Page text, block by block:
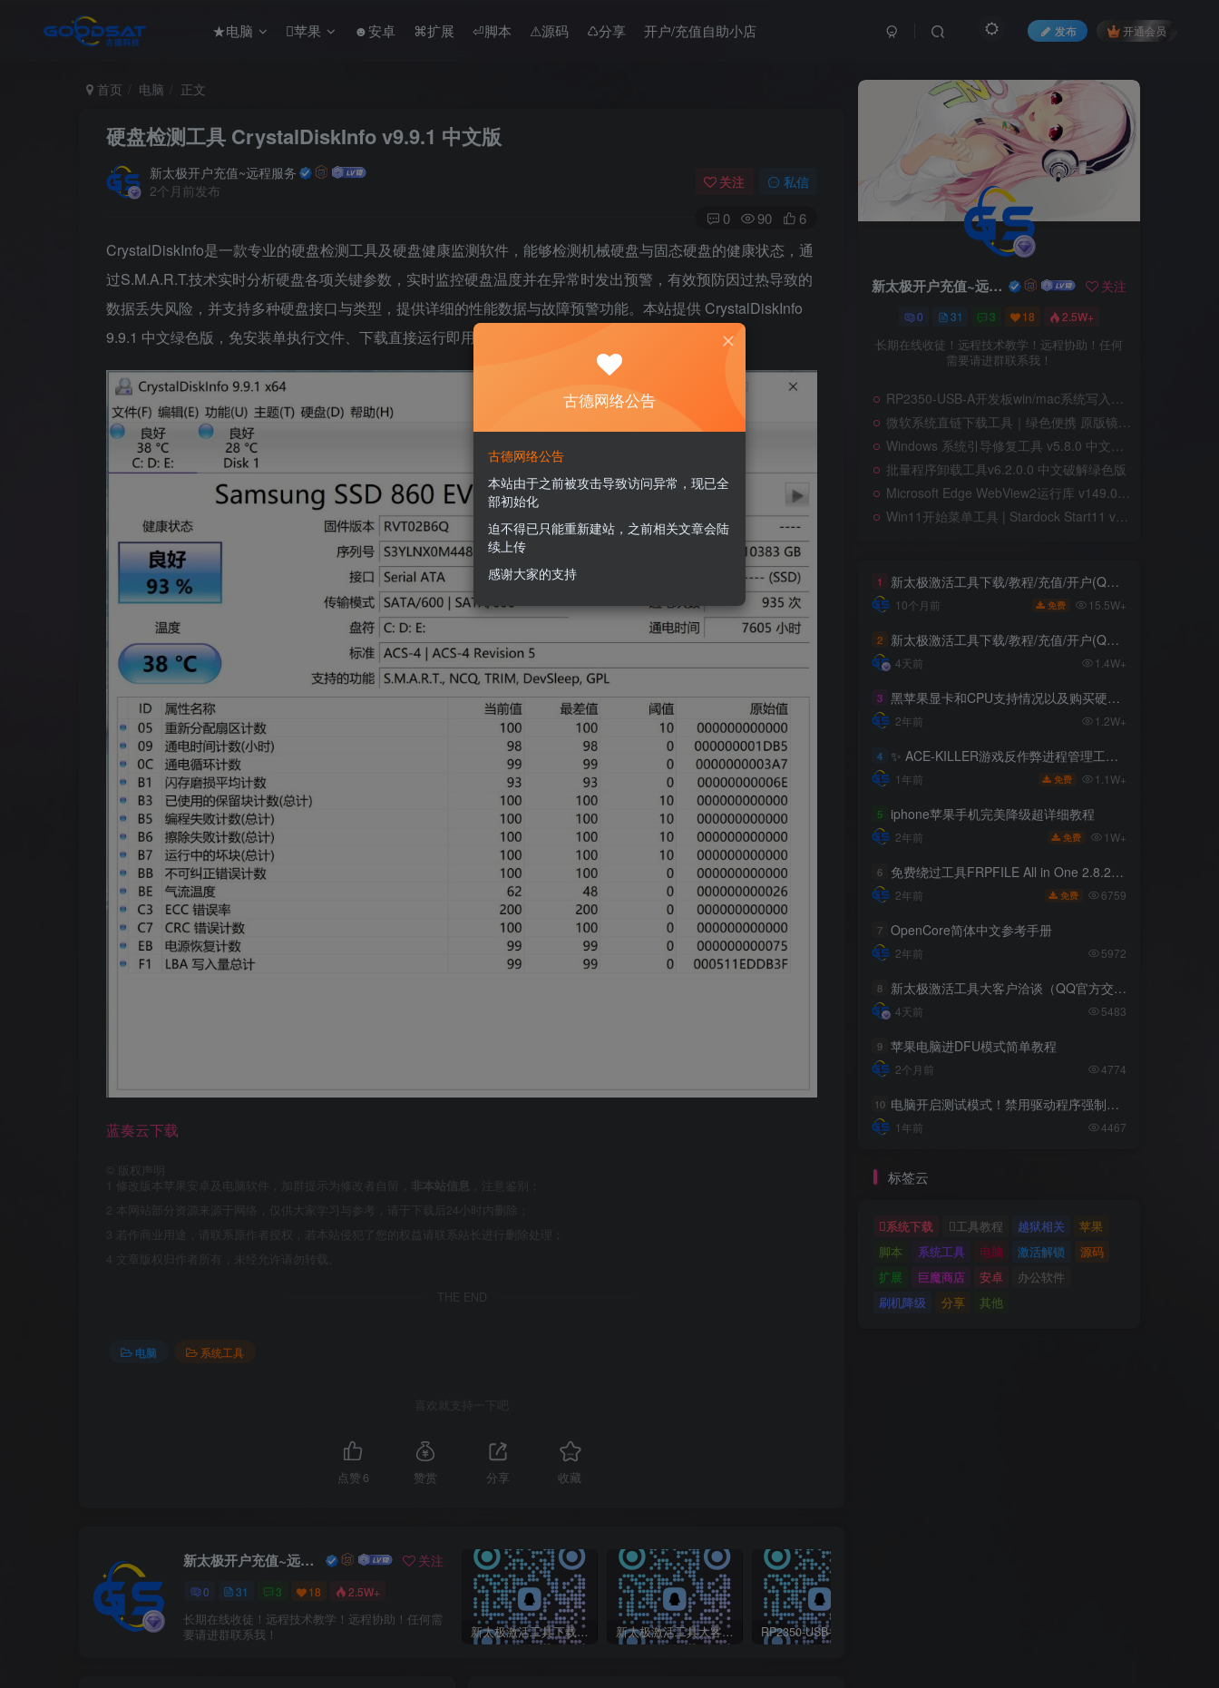
★电脑 苹果 ☻安卓 ⌘扩展 ⏎脚本 ⚠︎源码 ♺分享 开户/充值自助小店 发布 开通会员
首页 电脑 正文
硬盘检测工具 CrystalDiskInfo v9.9.1 中文版
新太极开户充值~远程服务
2个月前发布
关注 私信
0 90 6
CrystalDiskInfo是一款专业的硬盘检测工具及硬盘健康监测软件，能够检测机械硬盘与固态硬盘的健康状态，通
过S.M.A.R.T.技术实时分析硬盘各项关键参数，实时监控硬盘温度并在异常时发出预警，有效预防因过热导致的
数据丢失风险，并支持多种硬盘接口与类型，提供详细的性能数据与故障预警功能。本站提供 CrystalDiskInfo
9.9.1 中文绿色版，免安装单执行文件、下载直接运行即用，助你全面检测硬盘健康状况。
蓝奏云下载
版权声明
1
修改版本苹果安卓及电脑软件，加群提示为修改者自留， 非本站信息 ，注意鉴别；
2 本网站部分资源来源于网络，仅供大家学习与参考，请于下载后24小时内删除；
3 若作商业用途，请联系原作者授权，若本站侵犯了您的权益请联系站长进行删除处理；
4 文章版权归作者所有，未经允许请勿转载。
THE END
电脑 系统工具
喜欢就支持一下吧
点赞 6 赞赏 分享 收藏
新太极开户充值~远程服务 关注
0 31 3 18 2.5W+
长期在线收徒！远程技术教学！远程协助！任何需
要请进群联系我！
新太极激活工具下载/教程/充值/开户(QQ交流群号:523943346) 新太极激活工具大客户洽谈（QQ官方交流群：523943346）
新太极开户充值~远程服务 关注
0 31 3 18 2.5W+
长期在线收徒！远程技术教学！远程协助！任何
需要请进群联系我！
RP2350-USB-A开发板win/mac系统写入教程
微软系统直链下载工具｜绿色便携 原版镜像高速获取
Windows 系统引导修复工具 v5.8.0 中文绿色单文件版
批量程序卸载工具v6.2.0.0 中文破解绿色版
Microsoft Edge WebView2运行库 v149.0.4022.69 精简绿色版
Win11开始菜单工具 | Stardock Start11 v2.7.2.0 中文破解版
1 新太极激活工具下载/教程/充值/开户(QQ交流群号749113977)
10个月前 免费 15.5W+
2 新太极激活工具下载/教程/充值/开户(QQ交流群号:523943346)
4天前 1.4W+
3 黑苹果显卡和CPU支持情况以及购买硬件防踩坑指南
2年前 1.2W+
4 ✨ ACE-KILLER游戏反作弊进程管理工具 ✨
1年前 免费 1.1W+
5 iphone苹果手机完美降级超详细教程
2年前 免费 1W+
6 免费绕过工具FRPFILE All in One 2.8.2，支持iOS 12.5.3~14.8
2年前 免费 6759
7 OpenCore简体中文参考手册
2年前 5972
8 新太极激活工具大客户洽谈（QQ官方交流群：523943346）
4天前 5483
9 苹果电脑进DFU模式简单教程
2个月前 4774
10 电脑开启测试模式！禁用驱动程序强制签名！（大概操作方法）
1年前 4467
标签云
系统下载 工具教程 越狱相关
苹果
脚本
系统工具 电脑 激活解锁
源码
扩展
巨魔商店 安卓
办公软件
刷机降级
分享 其他
古德网络公告
古德网络公告
本站由于之前被攻击导致访问异常，现已全
部初始化
迫不得已只能重新建站，之前相关文章会陆
续上传
感谢大家的支持